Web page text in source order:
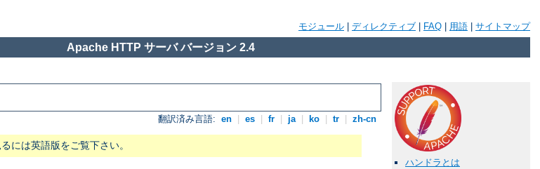
モジュール ディレクティブ FAQ 用語 サイトマップ
Apache HTTP サーバ バージョン 2.4
翻訳済み言語: en es fr ja ko tr zh-cn
には英語版をご覧下さい。
ハンドラとは